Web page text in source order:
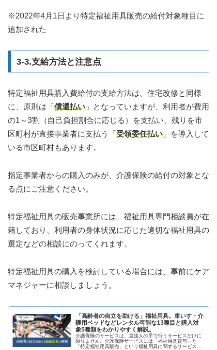
※2022年4月1日より特定福祉用具販売の給付対象種目に
追加された
3-3.支給方法と注意点
特定福祉用具購入費給付の支給方法は、住宅改修と同様
に、原則は「 償還払い 」となっていますが、利用者が費用
の1～3割（自己負担割合に応じる）を支払い、残りを市
区町村が直接事業者に支払う「 受領委任払い 」を導入して
いる市区町村もあります。
指定事業者からの購入のみが、介護保険の給付の対象とな
る点にご注意ください。
特定福祉用具の販売事業所には、福祉用具専門相談員が在
籍しており、利用者の身体状況に応じた適切な福祉用具の
選定などの相談にのってくれます。
特定福祉用具の購入を検討している場合には、事前にケア
マネジャーに相談しましょう。
「高齢者の自立を助ける」福祉用具。車いす・介
護用ベッドなどレンタル可能な13種目と購入対
象5種類をわかりやすく解説。
介護保険のサービスは、直接人の手で行うサービスだけに
限りません。介護保険サービスには「福祉用具貸与」と
「特定福祉用具販売」という福祉用具に関するサービスメ